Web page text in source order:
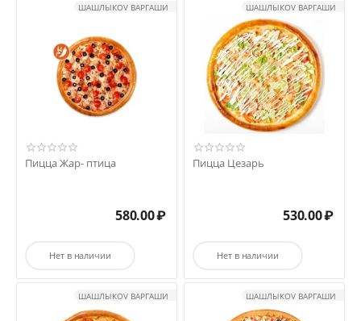
ШАШЛЫКOV ВАРГАШИ
Пицца Жар- птица
580.00₽
Нет в наличии
ШАШЛЫКOV ВАРГАШИ
Пицца Цезарь
530.00₽
Нет в наличии
ШАШЛЫКOV ВАРГАШИ ШАШЛЫКOV ВАРГАШИ